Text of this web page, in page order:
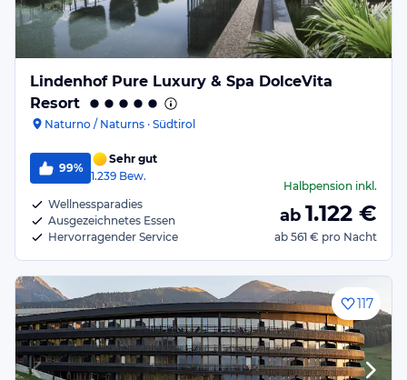
Lindenhof Pure Luxury & Spa DolceVita
Resort
Naturno / Naturns · Südtirol
99%
Sehr gut
1.239 Bew.
Wellnessparadies
Ausgezeichnetes Essen
Hervorragender Service
Halbpension inkl.
ab 1.122 €
ab 561 € pro Nacht
117